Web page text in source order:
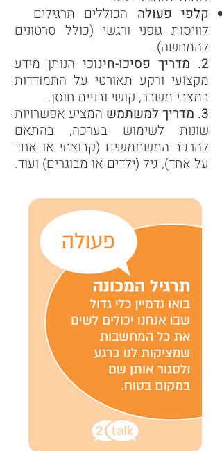
קלפי פעולה הכוללים תרגילים
לוויסות גופני ורגשי (כולל סרטונים
להמחשה).
2. מדריך פסיכו-חינוכי
הנותן מידע
מקצועי ורקע תאורטי על התמודדות
במצבי משבר, קושי ובניית חוסן.
3. מדריך למשתמש
המציע אפשרויות
שונות לשימוש בערכה, בהתאם
להרכב המשתמשים (קבוצתי או אחד
על אחד), גיל (ילדים או מבוגרים) ועוד.